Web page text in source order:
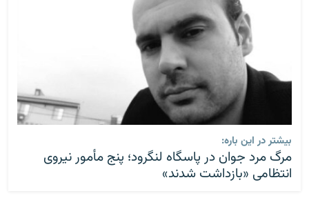
بیشتر در این باره:
مرگ مرد جوان در پاسگاه لنگرود؛ پنج مأمور نیروی
انتظامی «بازداشت شدند»